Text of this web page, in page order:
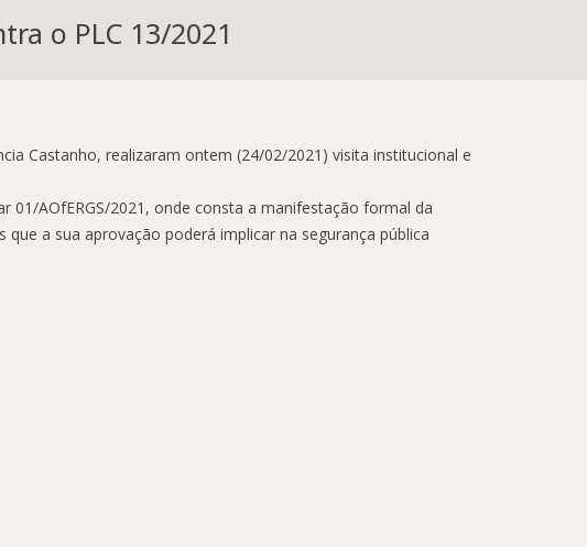
o PLC 13/2021
Castanho, realizaram ontem (24/02/2021) visita institucional e
01/AOfERGS/2021, onde consta a manifestação formal da
a sua aprovação poderá implicar na segurança pública